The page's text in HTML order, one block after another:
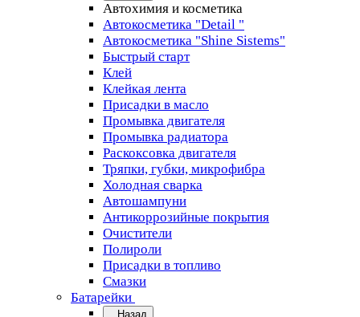
Автохимия и косметика
Автокосметика "Detail "
Автокосметика "Shine Sistems"
Быстрый старт
Клей
Клейкая лента
Присадки в масло
Промывка двигателя
Промывка радиатора
Раскоксовка двигателя
Тряпки, губки, микрофибра
Холодная сварка
Автошампуни
Антикоррозийные покрытия
Очистители
Полироли
Присадки в топливо
Смазки
Батарейки
Назад